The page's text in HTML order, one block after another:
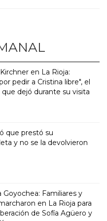
en La Rioja:
pedir a Cristina libre", el
dejó durante su visita
que prestó su
y no se la devolvieron
Goyochea: Familiares y
en La Rioja para
de Sofía Agüero y